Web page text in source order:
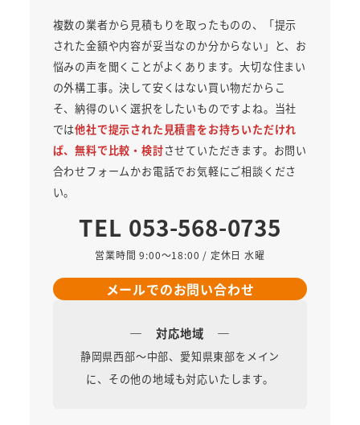
複数の業者から見積もりを取ったものの、「提示
された金額や内容が妥当なのか分からない」と、お
悩みの声を聞くことがよくあります。大切な住まい
の外構工事。決して安くはない買い物だからこ
そ、納得のいく選択をしたいものですよね。当社
では他社で提示された見積書をお持ちいただけれ
ば、無料で比較・検討させていただきます。お問い
合わせフォームかお電話でお気軽にご相談くださ
い。
TEL 053-568-0735
営業時間 9:00～18:00 / 定休日 水曜
メールでのお問い合わせ
―対応地域 ―
静岡県西部～中部、愛知県東部をメイン
に、その他の地域も対応いたします。